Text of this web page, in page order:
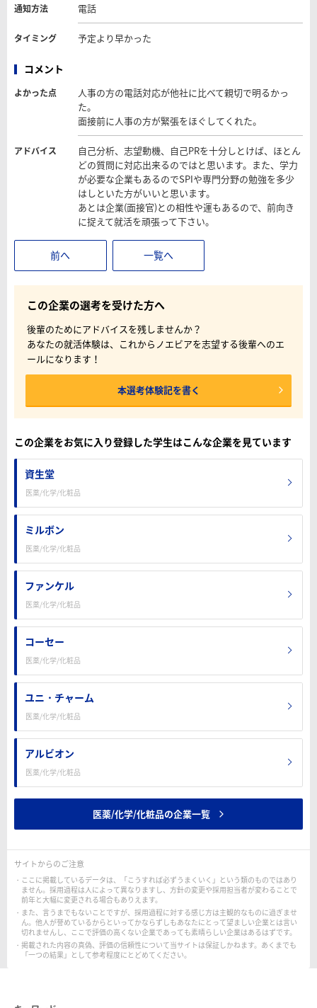
通知方法 電話
タイミング 予定より早かった
コメント
よかった点
人事の方の電話対応が他社に比べて親切で明るかっ
た。
面接前に人事の方が緊張をほぐしてくれた。
アドバイス
自己分析、志望動機、自己PRを十分しとけば、ほとん
どの質問に対応出来るのではと思います。また、学力
が必要な企業もあるのでSPIや専門分野の勉強を多少
はしといた方がいいと思います。
あとは企業(面接官)との相性や運もあるので、前向き
に捉えて就活を頑張って下さい。
前へ 一覧へ
この企業の選考を受けた方へ
後輩のためにアドバイスを残しませんか？
あなたの就活体験は、これからノエビアを志望する後輩へのエ
ールになります！
本選考体験記を書く
この企業をお気に入り登録した学生はこんな企業を見ています
資生堂
医薬/化学/化粧品
ミルボン
医薬/化学/化粧品
ファンケル
医薬/化学/化粧品
コーセー
医薬/化学/化粧品
ユニ・チャーム
医薬/化学/化粧品
アルビオン
医薬/化学/化粧品
医薬/化学/化粧品の企業一覧
サイトからのご注意
ここに掲載しているデータは、「こうすれば必ずうまくいく」という類のものではあり
ません。採用過程は人によって異なりますし、方針の変更や採用担当者が変わることで
前年と大幅に変更される場合もありえます。
また、言うまでもないことですが、採用過程に対する感じ方は主観的なものに過ぎませ
ん。他人が誉めているからといってかならずしもあなたにとって望ましい企業とは言い
切れませんし、ここで評価の高くない企業であっても素晴らしい企業はあるはずです。
掲載された内容の真偽、評価の信頼性について当サイトは保証しかねます。あくまでも
「一つの結果」として参考程度にとどめてください。